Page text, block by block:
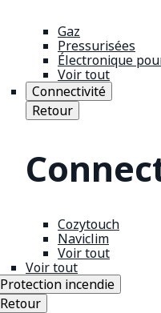
Gaz
Pressurisées
Électronique
Voir tout
Connectivité
Retour
Cozytouch
Naviclim
Voir tout
Voir tout
Protection incendie
Retour